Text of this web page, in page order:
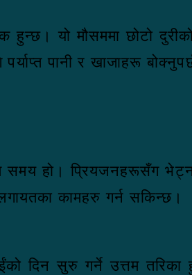
यो मौसममा छोटो
पानी र खाजाहरू
समय हो। प्रियजनहरूसँग
कामहरु गर्न सकिन्छ।
दिन सुरु गर्ने उत्तम